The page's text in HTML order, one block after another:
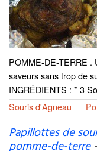
POMME-DE-TERRE .
saveurs sans trop de
INGRÉDIENTS : * 3
Souris d'Agneau
Papillottes de
pomme-de-terre-